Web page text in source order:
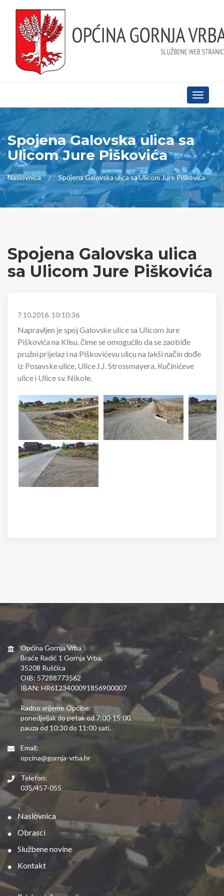
Toggle
Spojena Galovska ulica sa
Ulicom Jure Piškovića
Naslovnica Spojena Galovska ulica sa Ulicom Jure Piškovića
Spojena Galovska ulica
sa Ulicom Jure Piškovića
7.10.2016. 10:10:36
Napravljen je spoj Galovske ulice sa Ulicom Jure
Piškovića na Klisu, čime se omogućilo da se zaobiđe
pružni prijelaz i na Piškovićevu ulicu na lakši način dođe
iz Posavske ulice, Ulice J.J. Strossmayera, Kučinićeve
ulice i Ulice sv. Nikole.
Općina Gornja Vrba
Braće Radić 1 Gornja Vrba,
35208 Ruščica
OIB: 57288773562
IBAN: HR6123400091856900007
Radno vrijeme Općine:
ponedjeljak do petak od 7:00-15:00,
pauza od 10:30 do 11:00 sati.
Email:
opcina@gornja-vrba.hr
Telefon:
035/457-055
Naslovnica
Obrasci
Službene novine
Kontakt